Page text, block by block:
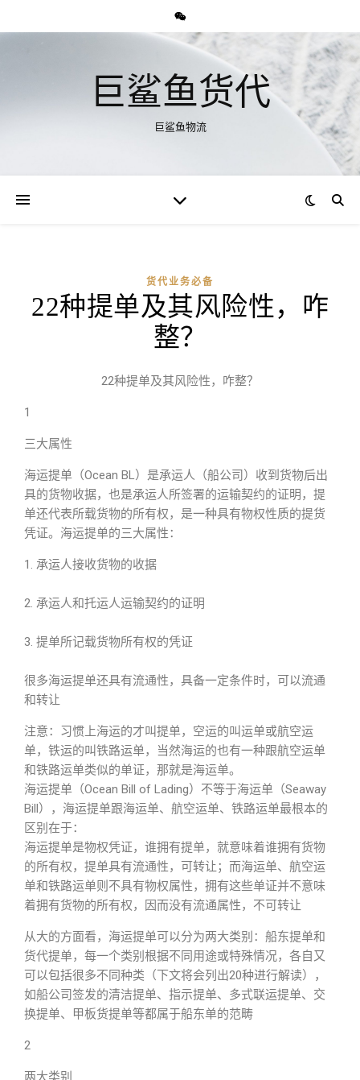
巨鲨鱼货代
巨鲨鱼物流
货代业务必备
22种提单及其风险性，咋
整？
22种提单及其风险性，咋整？
1
三大属性
海运提单（Ocean BL）是承运人（船公司）收到货物后出
具的货物收据，也是承运人所签署的运输契约的证明，提
单还代表所载货物的所有权，是一种具有物权性质的提货
凭证。海运提单的三大属性：
1. 承运人接收货物的收据
2. 承运人和托运人运输契约的证明
3. 提单所记载货物所有权的凭证
很多海运提单还具有流通性，具备一定条件时，可以流通
和转让
注意：习惯上海运的才叫提单，空运的叫运单或航空运
单，铁运的叫铁路运单，当然海运的也有一种跟航空运单
和铁路运单类似的单证，那就是海运单。
海运提单（Ocean Bill of Lading）不等于海运单（Seaway
Bill），海运提单跟海运单、航空运单、铁路运单最根本的
区别在于：
海运提单是物权凭证，谁拥有提单，就意味着谁拥有货物
的所有权，提单具有流通性，可转让；而海运单、航空运
单和铁路运单则不具有物权属性，拥有这些单证并不意味
着拥有货物的所有权，因而没有流通属性，不可转让
从大的方面看，海运提单可以分为两大类别：船东提单和
货代提单，每一个类别根据不同用途或特殊情况，各自又
可以包括很多不同种类（下文将会列出20种进行解读），
如船公司签发的清洁提单、指示提单、多式联运提单、交
换提单、甲板货提单等都属于船东单的范畴
2
两大类别